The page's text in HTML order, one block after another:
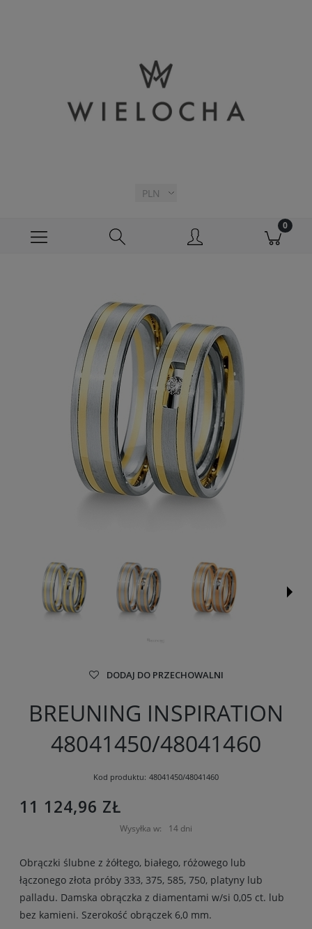
DODAJ DO PRZECHOWALNI
BREUNING INSPIRATION
48041450/48041460
Kod produktu: 48041450/48041460
11 124,96 ZŁ
Wysyłka w: 14 dni
Obrączki ślubne z żółtego, białego, różowego lub
łączonego złota próby 333, 375, 585, 750, platyny lub
palladu. Damska obrączka z diamentami w/si 0,05 ct. lub
bez kamieni. Szerokość obrączek 6,0 mm.